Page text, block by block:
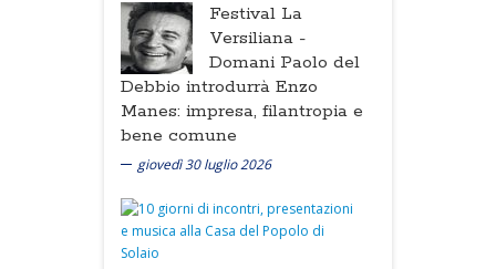
Festival La
Versiliana -
Domani Paolo del
Debbio introdurrà Enzo
Manes: impresa, filantropia e
bene comune
giovedì 30 luglio 2026